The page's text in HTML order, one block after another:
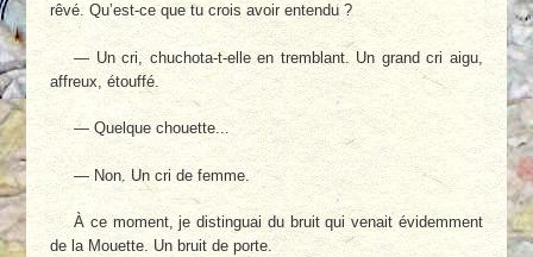
rêvé. Qu’est-ce que tu crois avoir entendu ?
— Un cri, chuchota-t-elle en tremblant. Un grand cri aigu,
affreux, étouffé.
— Quelque chouette...
— Non. Un cri de femme.
À ce moment, je distinguai du bruit qui venait évidemment
de la Mouette. Un bruit de porte.